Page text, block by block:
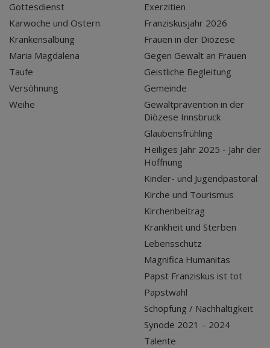
Gottesdienst
Karwoche und Ostern
Krankensalbung
Maria Magdalena
Taufe
Versöhnung
Weihe
Exerzitien
Franziskusjahr 2026
Frauen in der Diözese
Gegen Gewalt an Frauen
Geistliche Begleitung
Gemeinde
Gewaltprävention in der
Diözese Innsbruck
Glaubensfrühling
Heiliges Jahr 2025 - Jahr der
Hoffnung
Kinder- und Jugendpastoral
Kirche und Tourismus
Kirchenbeitrag
Krankheit und Sterben
Lebensschutz
Magnifica Humanitas
Papst Franziskus ist tot
Papstwahl
Schöpfung / Nachhaltigkeit
Synode 2021 – 2024
Talente